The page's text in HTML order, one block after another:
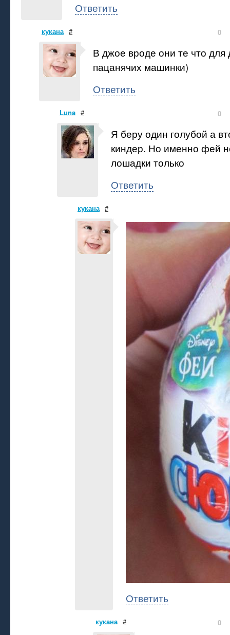
Ответить
кукана # 0
В джое вроде они те что для
пацанячих машинки)
Ответить
Luna # 0
Я беру один голубой а
киндер. Но именно фей
лошадки только
Ответить
кукана #
Ответить
кукана # 0